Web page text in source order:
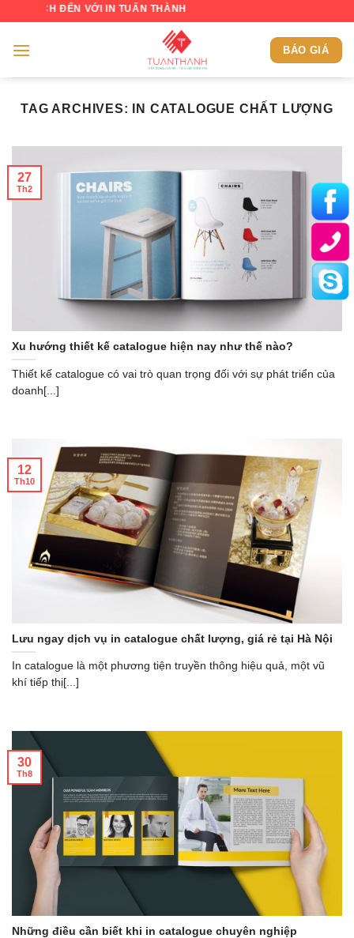
content
ĐẾN VỚI IN TUẤN THÀNH
BÁO GIÁ
TAG ARCHIVES: IN CATALOGUE CHẤT LƯỢNG
Xu hướng thiết kế catalogue hiện nay như thế nào?
Thiết kế catalogue có vai trò quan trọng đối với sự phát triển của
doanh[...]
27
Th2
Lưu ngay dịch vụ in catalogue chất lượng, giá rẻ tại Hà Nội
In catalogue là một phương tiện truyền thông hiệu quả, một vũ
khí tiếp thị[...]
12
Th10
Những điều cần biết khi in catalogue chuyên nghiệp
30
Th8